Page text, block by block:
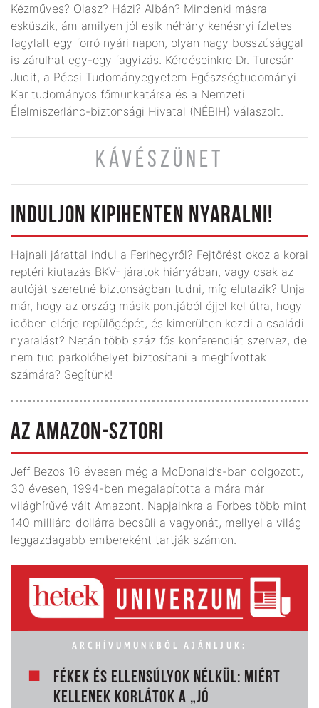
Kézműves? Olasz? Házi? Albán? Mindenki másra
esküszik, ám amilyen jól esik néhány kenésnyi ízletes
fagylalt egy forró nyári napon, olyan nagy bosszúsággal
is zárulhat egy-egy fagyizás. Kérdéseinkre Dr. Turcsán
Judit, a Pécsi Tudományegyetem Egészségtudományi
Kar tudományos főmunkatársa és a Nemzeti
Élelmiszerlánc-biztonsági Hivatal (NÉBIH) válaszolt.
KÁVÉSZÜNET
INDULJON KIPIHENTEN NYARALNI!
Hajnali járattal indul a Ferihegyről? Fejtörést okoz a korai
reptéri kiutazás BKV- járatok hiányában, vagy csak az
autóját szeretné biztonságban tudni, míg elutazik? Unja
már, hogy az ország másik pontjából éjjel kel útra, hogy
időben elérje repülőgépét, és kimerülten kezdi a családi
nyaralást? Netán több száz fős konferenciát szervez, de
nem tud parkolóhelyet biztosítani a meghívottak
számára? Segítünk!
AZ AMAZON-SZTORI
Jeff Bezos 16 évesen még a McDonald’s-ban dolgozott,
30 évesen, 1994-ben megalapította a mára már
világhírűvé vált Amazont. Napjainkra a Forbes több mint
140 milliárd dollárra becsüli a vagyonát, mellyel a világ
leggazdagabb embereként tartják számon.
ARCHÍVUMUNKBÓL AJÁNLJUK:
FÉKEK ÉS ELLENSÚLYOK NÉLKÜL: MIÉRT
KELLENEK KORLÁTOK A „JÓ